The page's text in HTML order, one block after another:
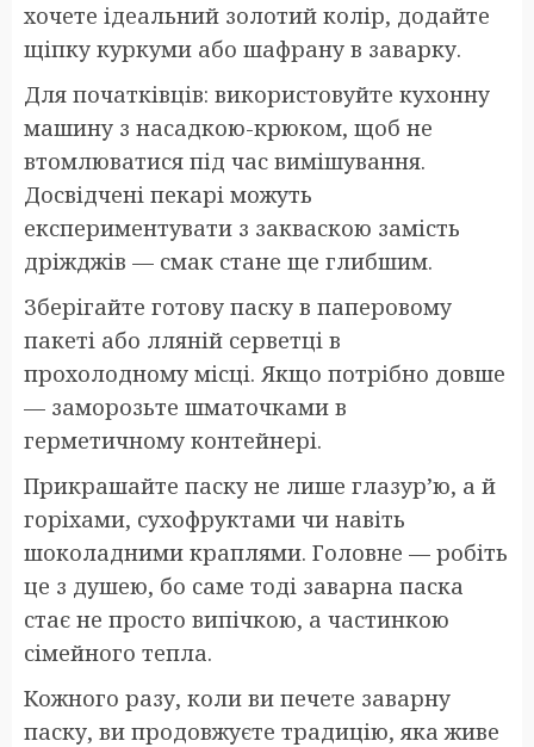
хочете ідеальний золотий колір, додайте
щіпку куркуми або шафрану в заварку.
Для початківців: використовуйте кухонну
машину з насадкою-крюком, щоб не
втомлюватися під час вимішування.
Досвідчені пекарі можуть
експериментувати з закваскою замість
дріжджів — смак стане ще глибшим.
Зберігайте готову паску в паперовому
пакеті або лляній серветці в
прохолодному місці. Якщо потрібно довше
— заморозьте шматочками в
герметичному контейнері.
Прикрашайте паску не лише глазур’ю, а й
горіхами, сухофруктами чи навіть
шоколадними краплями. Головне — робіть
це з душею, бо саме тоді заварна паска
стає не просто випічкою, а частинкою
сімейного тепла.
Кожного разу, коли ви печете заварну
паску, ви продовжуєте традицію, яка живе